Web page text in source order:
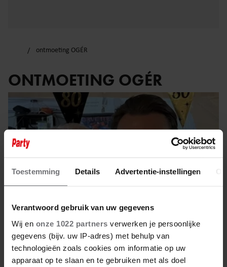
Toestemming Details Advertentie-instellingen
Verantwoord gebruik van uw gegevens
Wij en onze 1022 partners verwerken je persoonlijke
gegevens (bijv. uw IP-adres) met behulp van
technologieën zoals cookies om informatie op uw
apparaat op te slaan en te gebruiken met als doel
ontmoeting OGÉR
ONTMOETING OGÉR
8 juni 2025